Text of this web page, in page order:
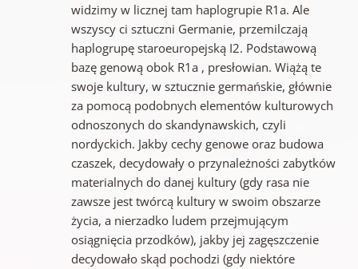
widzimy w licznej tam haplogrupie R1a. Ale
wszyscy ci sztuczni Germanie, przemilczają
haplogrupę staroeuropejską I2. Podstawową
bazę genową obok R1a , presłowian. Wiążą te
swoje kultury, w sztucznie germańskie, głównie
za pomocą podobnych elementów kulturowych
odnoszonych do skandynawskich, czyli
nordyckich. Jakby cechy genowe oraz budowa
czaszek, decydowały o przynależności zabytków
materialnych do danej kultury (gdy rasa nie
zawsze jest twórcą kultury w swoim obszarze
życia, a nierzadko ludem przejmującym
osiągnięcia przodków), jakby jej zagęszczenie
decydowało skąd pochodzi (gdy niektóre